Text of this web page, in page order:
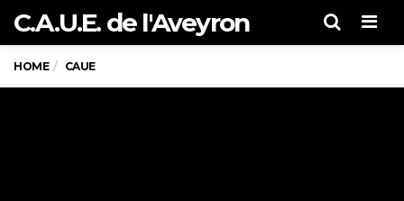
C.A.U.E. de l'Aveyron
HOME CAUE